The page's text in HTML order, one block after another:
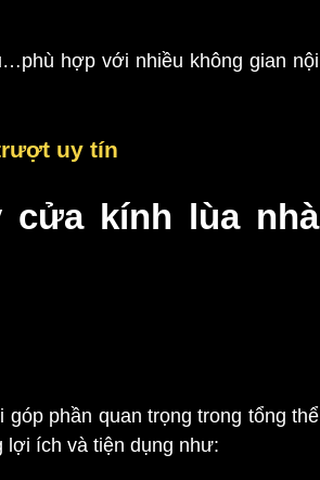
hợp với nhiều không gian nội
uy tín
cửa kính lùa nhà
phần quan trọng trong tổng thể
lợi ích và tiện dụng như: